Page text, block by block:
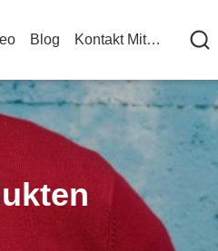
Blog Kontakt Mit Uns